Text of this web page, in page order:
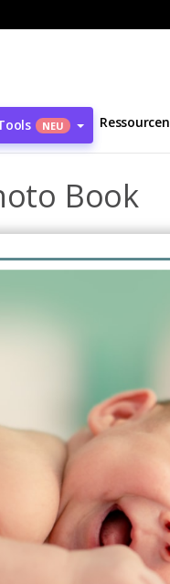
NEU Ressourcen
Welcome Baby Family
Book